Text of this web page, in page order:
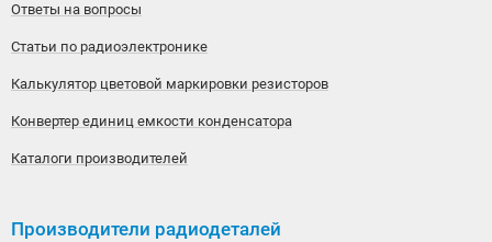
Ответы на вопросы
Статьи по радиоэлектронике
Калькулятор цветовой маркировки резисторов
Конвертер единиц емкости конденсатора
Каталоги производителей
Производители радиодеталей